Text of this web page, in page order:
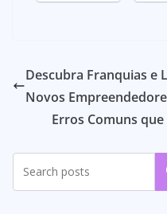
Descubra Franquias e
Novos
Erros Comuns